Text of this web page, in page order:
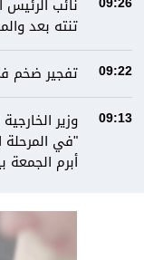
نائب
تنته بعد
09:22 تفجير ضخم
09:13
وزير
"في المرحلة
أبرم الجمعة